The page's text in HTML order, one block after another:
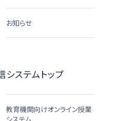
お知らせ
ステムトップ
教育機関向けオンライン授業